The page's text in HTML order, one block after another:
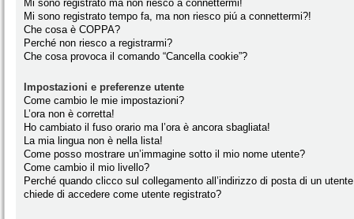
Mi sono registrato ma non riesco a connettermi!
Mi sono registrato tempo fa, ma non riesco piú a connettermi?!
Che cosa è COPPA?
Perché non riesco a registrarmi?
Che cosa provoca il comando “Cancella cookie”?
Impostazioni e preferenze utente
Come cambio le mie impostazioni?
L’ora non è corretta!
Ho cambiato il fuso orario ma l’ora è ancora sbagliata!
La mia lingua non è nella lista!
Come posso mostrare un’immagine sotto il mio nome utente?
Come cambio il mio livello?
Perché quando clicco sul collegamento all’indirizzo di posta di un
chiede di accedere come utente registrato?